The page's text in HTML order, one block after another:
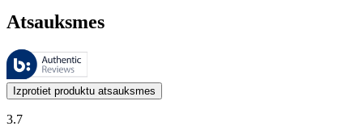
Atsauksmes
Šīs atsauksmes pārvalda Bazaarvoice, un tās atbilst Bazaarvoice
Klientu viedokļi produktu un zvaigžņu vērtējumu veidā ir noderīgi
Izprotiet produktu atsauksmes
3.7